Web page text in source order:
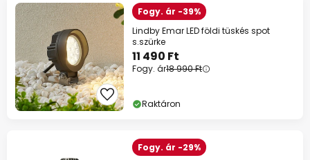
Fogy. ár -39%
Lindby Emar LED földi tüskés spot
s.szürke
11 490 Ft
Fogy. ár18 990 Ft
Raktáron
Fogy. ár -29%